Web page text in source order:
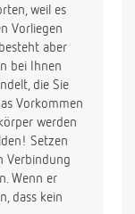
weil es
Vorliegen
aber
bei Ihnen
die Sie
Vorkommen
werden
Setzen
Verbindung
Wenn er
dass kein